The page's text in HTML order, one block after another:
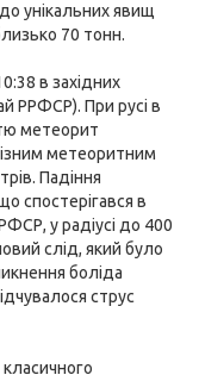
до унікальних явищ
70 тонн.
в західних
РРФСР). При русі в
метеорит
метеоритним
Падіння
спостерігався в
у радіусі до 400
слід, який було
боліда
струс